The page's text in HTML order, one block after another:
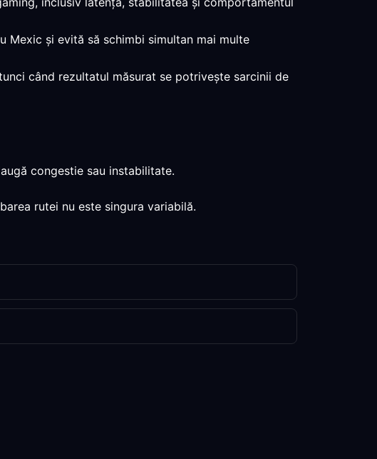
Mexic și evită să schimbi simultan mai multe
când rezultatul măsurat se potrivește sarcinii de
congestie sau instabilitate.
rutei nu este singura variabilă.